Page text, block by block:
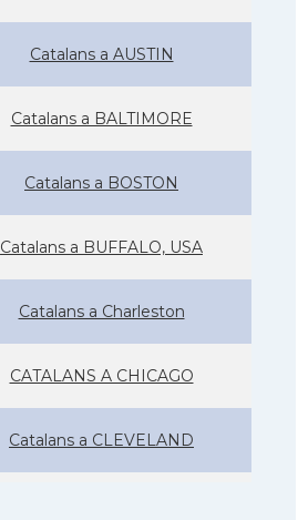
Catalans a AUSTIN
Catalans a BALTIMORE
Catalans a BOSTON
Catalans a BUFFALO, USA
Catalans a Charleston
CATALANS A CHICAGO
Catalans a CLEVELAND